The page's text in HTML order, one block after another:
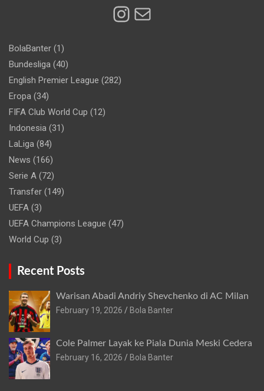
Instagram
Mail
BolaBanter (1)
Bundesliga (40)
English Premier League (282)
Eropa (34)
FIFA Club World Cup (12)
Indonesia (31)
LaLiga (84)
News (166)
Serie A (72)
Transfer (149)
UEFA (3)
UEFA Champions League (47)
World Cup (3)
Recent Posts
Warisan Abadi Andriy Shevchenko di AC Milan
February 19, 2026
Bola Banter
Cole Palmer Layak ke Piala Dunia Meski Cedera
February 16, 2026
Bola Banter